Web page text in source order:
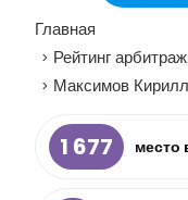
Главная
> Рейтинг
> Максимов
1 677 место